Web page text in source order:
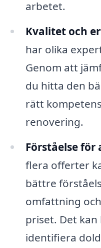
arbetet.
Kvalitet och
har olika
Genom att
du hitta den
rätt
renovering.
Förståelse för
flera offerter
bättre
omfattning
priset. Det
identifiera